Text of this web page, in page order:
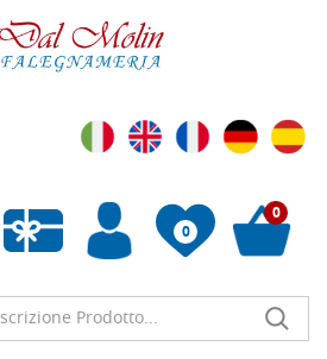
0
Wishlist vuota
0